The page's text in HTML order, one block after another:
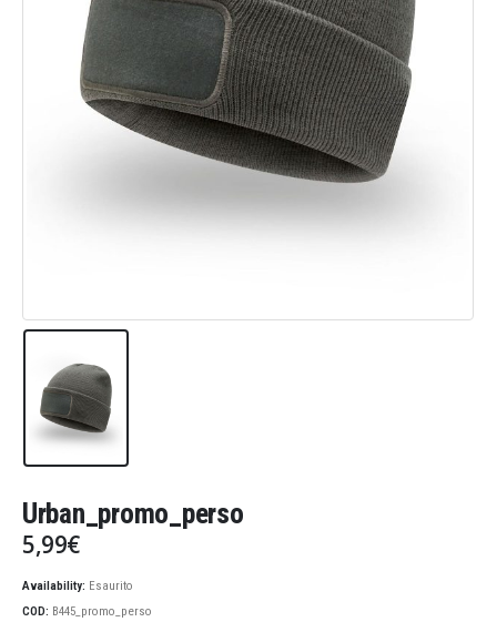
Urban_promo_perso
5,99€
Availability: Esaurito
COD: B445_promo_perso